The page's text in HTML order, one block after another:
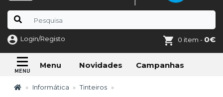
Login/Registo 0 item - 0€
Menu Novidades Campanhas
Informática Tinteiros